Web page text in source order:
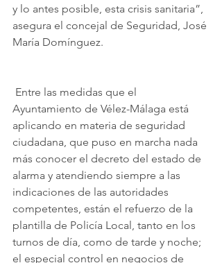
y lo antes posible, esta crisis sanitaria”,
asegura el concejal de Seguridad, José
María Domínguez.
Ayuntamiento de Vélez-Málaga está
aplicando en materia de seguridad
ciudadana, que puso en marcha nada
más conocer el decreto del estado de
alarma y atendiendo siempre a las
indicaciones de las autoridades
competentes, están el refuerzo de la
plantilla de Policía Local, tanto en los
turnos de día, como de tarde y noche;
el especial control en negocios de